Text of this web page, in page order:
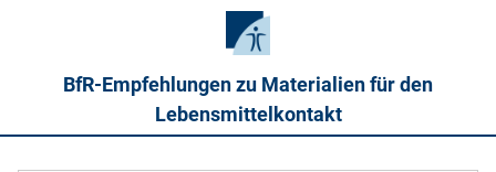
BfR-Empfehlungen zu Materialien für den
Lebensmittelkontakt